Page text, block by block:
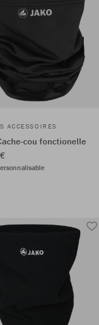
ACCESSOIRES
cou fonctionelle